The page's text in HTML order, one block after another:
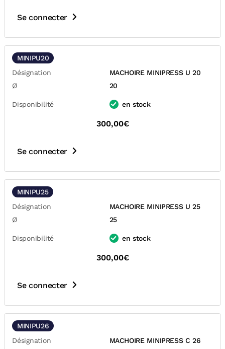
Se connecter
MINIPU20
Désignation
MACHOIRE MINIPRESS U 20
Ø
20
Disponibilité en stock
300,00€
Se connecter
MINIPU25
Désignation
MACHOIRE MINIPRESS U 25
Ø
25
Disponibilité en stock
300,00€
Se connecter
MINIPU26
Désignation
MACHOIRE MINIPRESS C 26